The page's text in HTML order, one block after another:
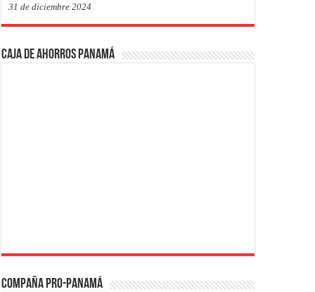
31 de diciembre 2024
Caja de Ahorros Panamá
Compaña PRO-Panamá